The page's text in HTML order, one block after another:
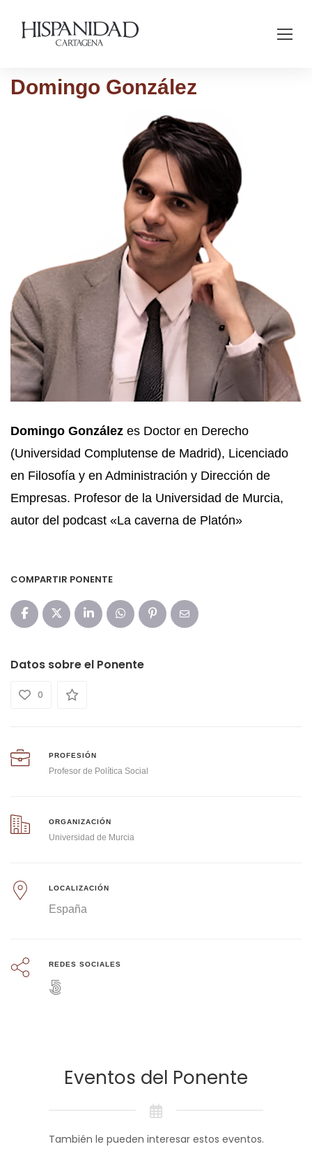
Domingo González
Domingo González es Doctor en Derecho
(Universidad Complutense de Madrid), Licenciado
en Filosofía y en Administración y Dirección de
Empresas. Profesor de la Universidad de Murcia,
autor del podcast «La caverna de Platón»
COMPARTIR PONENTE
Datos sobre el Ponente
0
PROFESIÓN
Profesor de Política Social
ORGANIZACIÓN
Universidad de Murcia
LOCALIZACIÓN
España
REDES SOCIALES
Eventos del Ponente
También le pueden interesar estos eventos.